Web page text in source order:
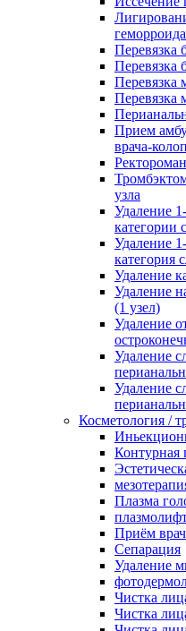
Перевязка
Перевязка
Перевязка
Перевязка
Прием
врача-
узла
Удаление
категории
Удаление
категория
Удаление
Удаление
(1 узел)
Удаление
Удаление
Удаление
Косметология /
Контурная
Плазма
Приём
Сепарация
Удаление
Чистка
Чистка